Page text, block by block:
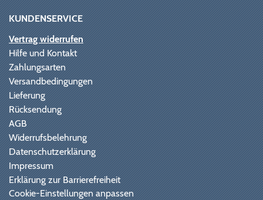
KUNDENSERVICE
Vertrag widerrufen
Hilfe und Kontakt
Zahlungsarten
Versandbedingungen
Lieferung
Rücksendung
AGB
Widerrufsbelehrung
Datenschutzerklärung
Impressum
Erklärung zur Barrierefreiheit
Cookie-Einstellungen anpassen